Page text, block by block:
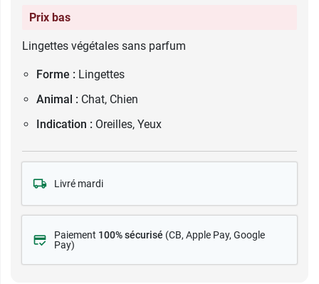
Prix bas
Lingettes végétales sans parfum
Forme : Lingettes
Animal : Chat, Chien
Indication : Oreilles, Yeux
Livré mardi
Paiement 100% sécurisé (CB, Apple Pay, Google
Pay)